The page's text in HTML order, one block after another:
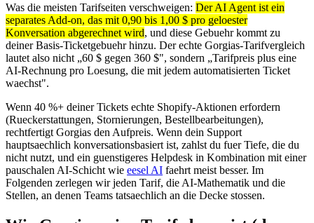
Was die meisten Tarifseiten verschweigen: Der AI Agent ist ein
separates Add-on, das mit 0,90 bis 1,00 $ pro geloester
Konversation abgerechnet wird, und diese Gebuehr kommt zu
deiner Basis-Ticketgebuehr hinzu. Der echte Gorgias-Tarifvergleich
lautet also nicht „60 $ gegen 360 $", sondern „Tarifpreis plus eine
AI-Rechnung pro Loesung, die mit jedem automatisierten Ticket
waechst".
Wenn 40 %+ deiner Tickets echte Shopify-Aktionen erfordern
(Rueckerstattungen, Stornierungen, Bestellbearbeitungen),
rechtfertigt Gorgias den Aufpreis. Wenn dein Support
hauptsaechlich konversationsbasiert ist, zahlst du fuer Tiefe, die du
nicht nutzt, und ein guenstigeres Helpdesk in Kombination mit einer
pauschalen AI-Schicht wie eesel AI faehrt meist besser. Im
Folgenden zerlegen wir jeden Tarif, die AI-Mathematik und die
Stellen, an denen Teams tatsaechlich an die Decke stossen.